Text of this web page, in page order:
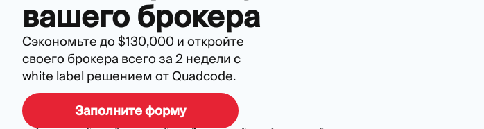
вашего брокера
Сэкономьте до $130,000 и откройте
своего брокера всего за 2 недели с
white label решением от Quadcode.
Заполните форму